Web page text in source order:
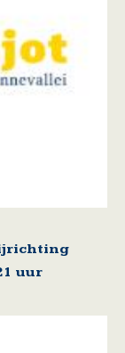
uur